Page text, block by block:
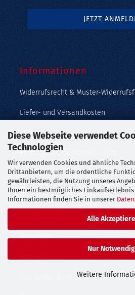
Diese Webseite verwendet
Technologien
Wir verwenden Cookies und ähnliche
Drittanbietern, um die ordentliche
gewährleisten, die Nutzung unseres
Ihnen ein bestmögliches
Informationen finden Sie in unserer
Alle
Nur
Weitere
Informationen
Widerrufsrecht & Muster-
Liefer- und Versandkosten
AGB
Privatsphäre und Datenschutz
Impressum
Hinweise zum Batteriegesetz
Newsletter
Ihre persönliche Seite